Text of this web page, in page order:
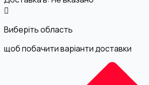
Виберіть область
щоб побачити варіанти доставки